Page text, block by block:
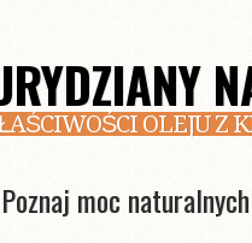
OLEJU Z
moc